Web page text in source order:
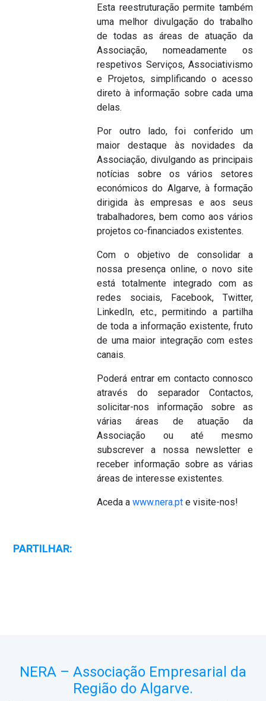
Esta reestruturação permite também
uma melhor divulgação do trabalho
de todas as áreas de atuação da
Associação, nomeadamente os
respetivos Serviços, Associativismo
e Projetos, simplificando o acesso
direto à informação sobre cada uma
delas.
Por outro lado, foi conferido um
maior destaque às novidades da
Associação, divulgando as principais
notícias sobre os vários setores
económicos do Algarve, à formação
dirigida às empresas e aos seus
trabalhadores, bem como aos vários
projetos co-financiados existentes.
Com o objetivo de consolidar a
nossa presença online, o novo site
está totalmente integrado com as
redes sociais, Facebook, Twitter,
LinkedIn, etc., permitindo a partilha
de toda a informação existente, fruto
de uma maior integração com estes
canais.
Poderá entrar em contacto connosco
através do separador Contactos,
solicitar-nos informação sobre as
várias áreas de atuação da
Associação ou até mesmo
subscrever a nossa newsletter e
receber informação sobre as várias
áreas de interesse existentes.
Aceda awww.nera.pt e visite-nos!
PARTILHAR:
NERA – Associação Empresarial da
Região do Algarve.